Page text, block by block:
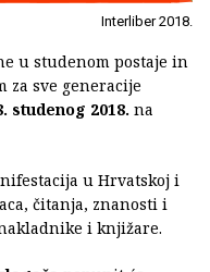
Interliber 2018.
u studenom postaje in
za sve generacije
studenog 2018. na
u Hrvatskoj i
čitanja, znanosti i
i knjižare.